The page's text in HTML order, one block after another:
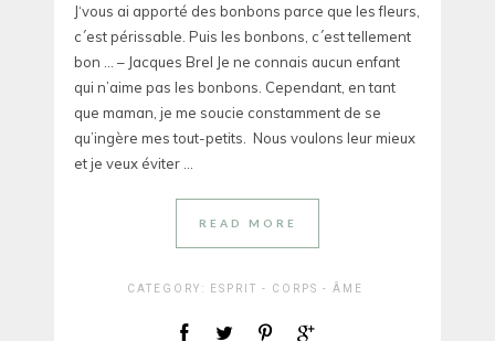
J‘vous ai apporté des bonbons parce que les fleurs,
c´est périssable. Puis les bonbons, c´est tellement
bon … – Jacques Brel Je ne connais aucun enfant
qui n’aime pas les bonbons. Cependant, en tant
que maman, je me soucie constamment de se
qu’ingère mes tout-petits. Nous voulons leur mieux
et je veux éviter ...
READ MORE
CATEGORY: ESPRIT - CORPS - ÂME